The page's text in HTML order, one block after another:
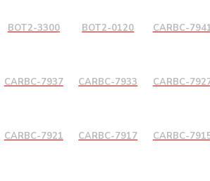
BOT2-3300 BOT2-0120 CARBC-
CARBC-7937 CARBC-7933 CARBC-
CARBC-7921 CARBC-7917 CARBC-